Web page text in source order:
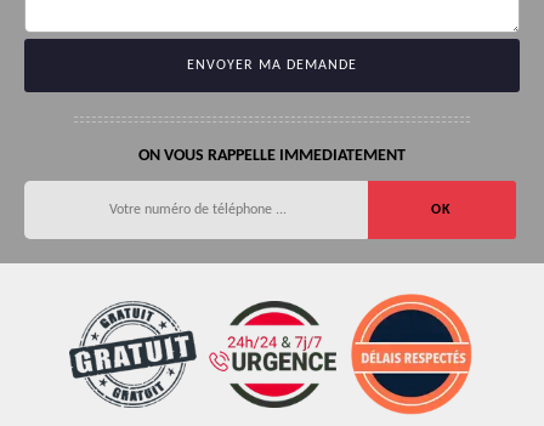
ON VOUS RAPPELLE IMMEDIATEMENT